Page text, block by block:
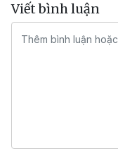
Viết bình luận